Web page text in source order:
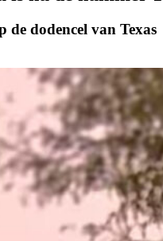
de dodencel van Texas